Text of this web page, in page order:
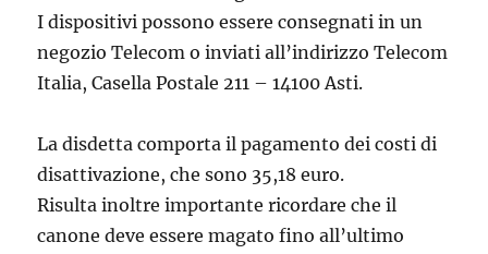
I dispositivi possono essere consegnati in un
negozio Telecom o inviati all’indirizzo Telecom
Italia, Casella Postale 211 – 14100 Asti.
La disdetta comporta il pagamento dei costi di
disattivazione, che sono 35,18 euro.
Risulta inoltre importante ricordare che il
canone deve essere magato fino all’ultimo